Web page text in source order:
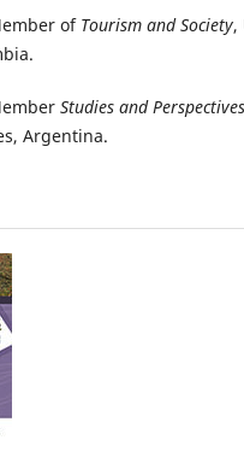
of Tourism and Society,
Studies and
Argentina.